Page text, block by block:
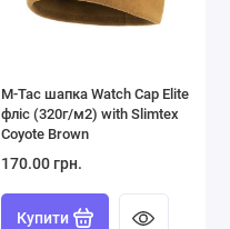
M-Tac шапка Watch Cap Elite
фліс (320г/м2) with Slimtex
Coyote Brown
170.00 грн.
Купити